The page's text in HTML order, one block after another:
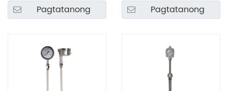
Pagtatanong
Pagtatanong